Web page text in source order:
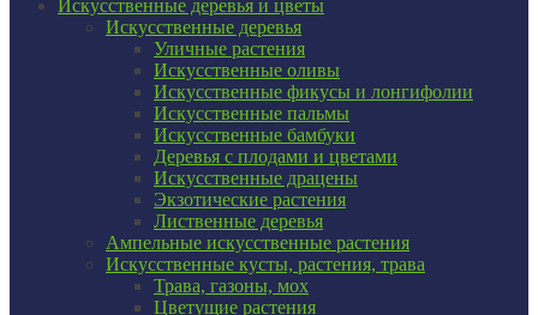
Искусственные деревья и цветы
Искусственные деревья
Уличные растения
Искусственные оливы
Искусственные фикусы и лонгифолии
Искусственные пальмы
Искусственные бамбуки
Деревья с плодами и цветами
Искусственные драцены
Экзотические растения
Лиственные деревья
Ампельные искусственные растения
Искусственные кусты, растения, трава
Трава, газоны, мох
Цветущие растения